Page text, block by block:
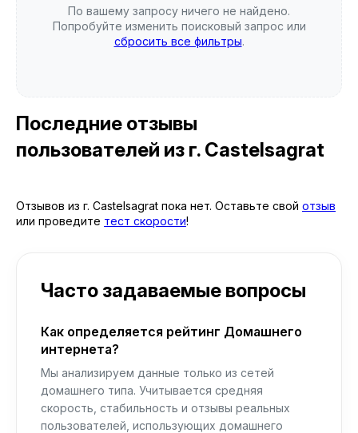
По вашему запросу ничего не найдено.
Попробуйте изменить поисковый запрос или
сбросить все фильтры.
Последние отзывы
пользователей из г. Castelsagrat
Отзывов из г. Castelsagrat пока нет. Оставьте свой отзыв
или проведите тест скорости!
Часто задаваемые вопросы
Как определяется рейтинг Домашнего
интернета?
Мы анализируем данные только из сетей
домашнего типа. Учитывается средняя
скорость, стабильность и отзывы реальных
пользователей, использующих домашнего